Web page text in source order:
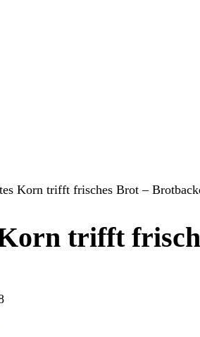
trifft